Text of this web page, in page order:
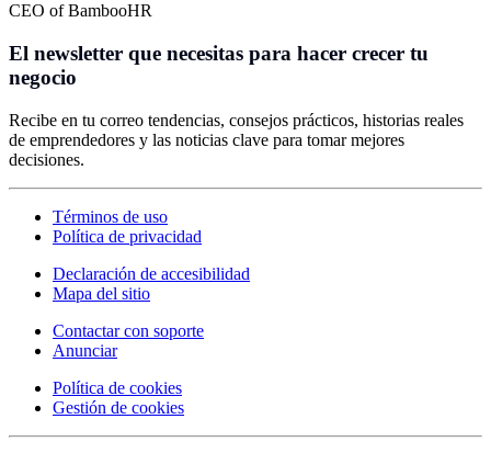
CEO of BambooHR
El newsletter que necesitas para hacer crecer tu
negocio
Recibe en tu correo tendencias, consejos prácticos, historias reales
de emprendedores y las noticias clave para tomar mejores
decisiones.
Términos de uso
Política de privacidad
Declaración de accesibilidad
Mapa del sitio
Contactar con soporte
Anunciar
Política de cookies
Gestión de cookies